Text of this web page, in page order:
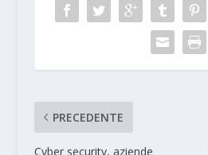
PRECEDENTE
Cyber security, aziende